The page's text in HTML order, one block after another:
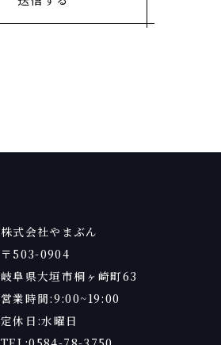
株式会社やまぶん
〒503-0904
岐阜県大垣市桐ヶ崎町63
営業時間:9:00~19:00
定休日:水曜日